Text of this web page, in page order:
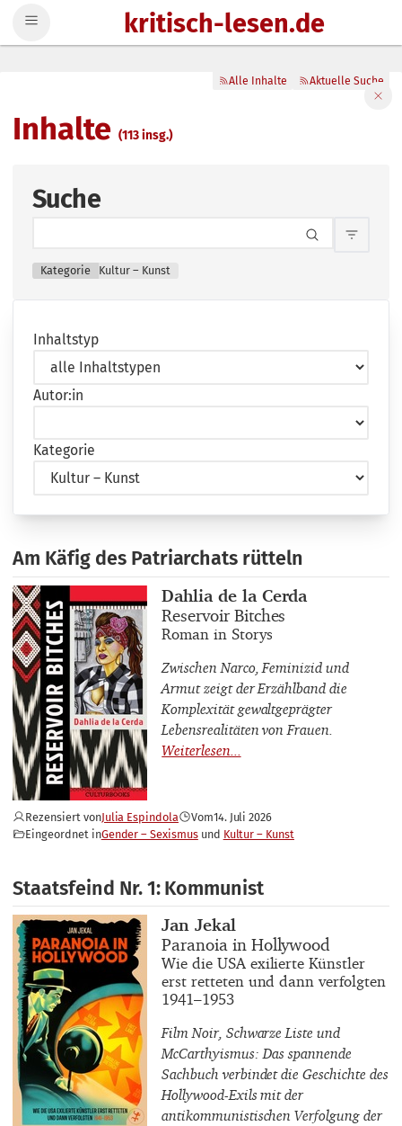
kritisch-lesen.de
Inhalte(113 insg.)
Alle Inhalte Aktuelle Suche
Suche
Kategorie Kultur – Kunst
Inhaltstyp
Autor:in
Kategorie
Am Käfig des Patriarchats rütteln
Buchautor_innen
Dahlia de la Cerda
Buchtitel
Reservoir Bitches
Buchuntertitel
Roman in Storys
Zwischen Narco, Feminizid und
Armut zeigt der Erzählband die
Komplexität gewaltgeprägter
Lebensrealitäten von Frauen.
Rezensiert vonJulia Espindola Vom14. Juli 2026
Eingeordnet inGender – Sexismus Kultur – Kunst
Staatsfeind Nr. 1: Kommunist
Buchautor_innen
Jan Jekal
Buchtitel
Paranoia in Hollywood
Buchuntertitel
Wie die USA exilierte Künstler
erst retteten und dann verfolgten
1941–1953
Film Noir, Schwarze Liste und
McCarthyismus: Das spannende
Sachbuch verbindet die Geschichte des
Hollywood-Exils mit der
antikommunistischen Verfolgung der